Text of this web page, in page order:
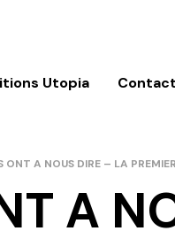
Utopia Contact
ONT A NOUS DIRE – LA
A